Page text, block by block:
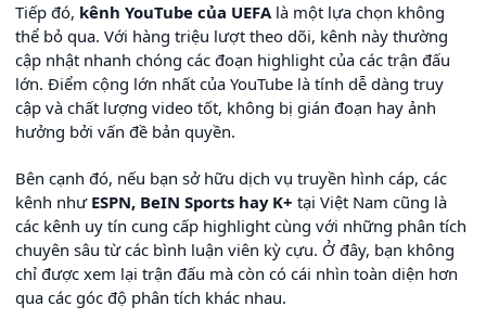
Tiếp đó, kênh YouTube của UEFA là một lựa chọn không
thể bỏ qua. Với hàng triệu lượt theo dõi, kênh này thường
cập nhật nhanh chóng các đoạn highlight của các trận đấu
lớn. Điểm cộng lớn nhất của YouTube là tính dễ dàng truy
cập và chất lượng video tốt, không bị gián đoạn hay ảnh
hưởng bởi vấn đề bản quyền.
Bên cạnh đó, nếu bạn sở hữu dịch vụ truyền hình cáp, các
kênh như ESPN, BeIN Sports hay K+ tại Việt Nam cũng là
các kênh uy tín cung cấp highlight cùng với những phân tích
chuyên sâu từ các bình luận viên kỳ cựu. Ở đây, bạn không
chỉ được xem lại trận đấu mà còn có cái nhìn toàn diện hơn
qua các góc độ phân tích khác nhau.